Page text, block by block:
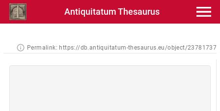
Antiquitatum Thesaurus
Permalink: https://db.antiquitatum-thesaurus.eu/object/23781737